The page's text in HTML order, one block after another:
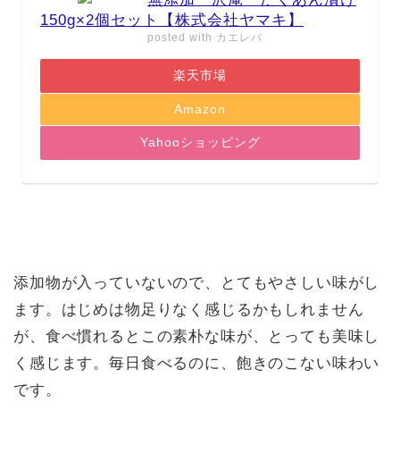
150g×2個セット【株式会社ヤマキ】
posted with カエレバ
楽天市場
Amazon
Yahooショッピング
添加物が入っていないので、とてもやさしい味がし
ます。はじめは物足りなく感じるかもしれません
が、食べ慣れるとこの素朴な味が、とっても美味し
く感じます。毎日食べるのに、飽きのこない味わい
です。